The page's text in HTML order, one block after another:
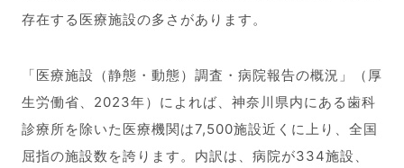
存在する医療施設の多さがあります。
「医療施設（静態・動態）調査・病院報告の概況」（厚
生労働省、2023年）によれば、神奈川県内にある歯科
診療所を除いた医療機関は7,500施設近くに上り、全国
屈指の施設数を誇ります。内訳は、病院が334施設、